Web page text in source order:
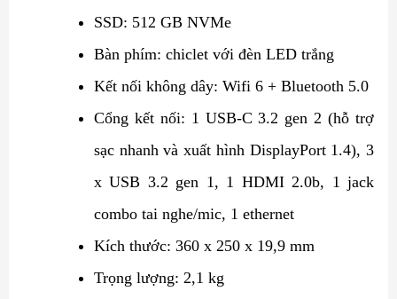
SSD: 512 GB NVMe
Bàn phím: chiclet với đèn LED trắng
Kết nối không dây: Wifi 6 + Bluetooth 5.0
Cổng kết nối: 1 USB-C 3.2 gen 2 (hỗ trợ
sạc nhanh và xuất hình DisplayPort 1.4), 3
x USB 3.2 gen 1, 1 HDMI 2.0b, 1 jack
combo tai nghe/mic, 1 ethernet
Kích thước: 360 x 250 x 19,9 mm
Trọng lượng: 2,1 kg